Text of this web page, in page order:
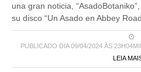
una gran noticia,
su disco “Un Asado en Abbey
PUBLICADO DIA 09/04/2024 ÀS
LEIA MAIS